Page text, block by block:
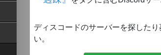
ディスコードのサーバーを探した
い。